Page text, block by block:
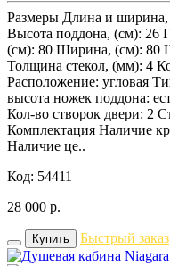
Размеры Длина и
Высота поддона, (см): 26
(см): 80 Ширина, (см): 80
Толщина стекол, (мм): 4
Расположение: угловая
высота ножек поддона:
Кол-во створок двери: 2
Комплектация Наличие
Наличие це..
Код: 54411
28 000 р.
Купить Быстрый заказ